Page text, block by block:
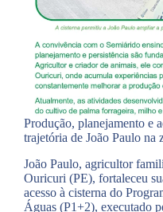
Produção, planejamento e
trajetória de João Paulo na
João Paulo, agricultor
Ouricuri (PE), fortaleceu
acesso à cisterna do
Águas (P1+2), executado